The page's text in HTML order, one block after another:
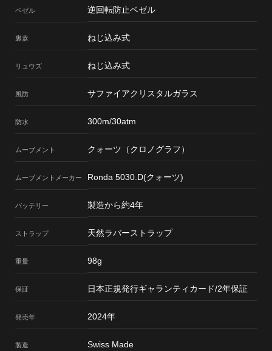
ベゼル 逆回転防止ベゼル
裏蓋 ねじ込み式
リュウズ ねじ込み式
風防 サファイアクリスタルガラス
防水 300m/30atm
ムーブメント クォーツ（クロノグラフ）
ムーブメント メーカー Ronda 5030.D(クォーツ)
バッテリー 製造から約4年
ストラップ 天然ラバーストラップ
重量 98g
保証 日本正規発行ギャランティカード/2年保証
発売年 2024年
製造 Swiss Made